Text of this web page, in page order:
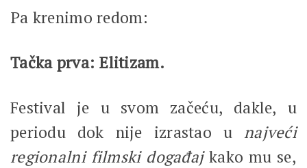
Pa krenimo redom:
Tačka prva: Elitizam.
Festival je u svom začeću, dakle, u
periodu dok nije izrastao unajveći
regionalni filmski događajkako mu se,